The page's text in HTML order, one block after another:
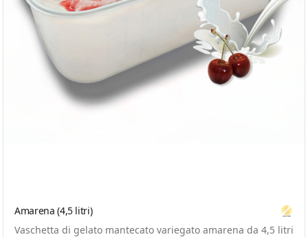
Amarena (4,5 litri)
Vaschetta di gelato mantecato variegato amarena da 4,5 litri